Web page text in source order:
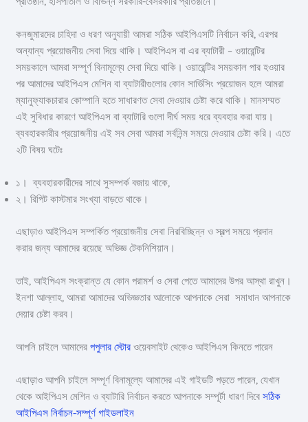
কনজুমারদের চাহিদা ও ধরণ অনুযায়ী আমরা সঠিক আইপিএসটি নির্বাচন করি, এরপর
অন্যান্য প্রয়োজনীয় সেবা দিয়ে থাকি। আইপিএস বা এর ব্যাটারী – ওয়ারেন্টির
সময়কালে আমরা সম্পূর্ণ বিনামূল্যে সেবা দিয়ে থাকি। ওয়ারেন্টির সময়কাল পার হওয়ার
পর আমাদের আইপিএস মেশিন বা ব্যাটারীগুলোর কোন সার্ভিসিং প্রয়োজন হলে আমরা
ম্যানুফ্যাকচারার কোম্পানি হতে সাধারণত সেবা দেওয়ার চেষ্টা করে থাকি। মানসম্মত
এই সুবিধার কারণে আইপিএস বা ব্যাটারি গুলো দীর্ঘ সময় ধরে ব্যবহার করা যায়।
ব্যবহারকারীর প্রয়োজনীয় এই সব সেবা আমরা সর্বনিন্ম সময়ে দেওয়ার চেষ্টা করি। এতে
২টি বিষয় ঘটেঃ
১। ব্যবহারকারীদের সাথে সুসম্পর্ক বজায় থাকে,
২। রিপিট কাস্টমার সংখ্যা বাড়তে থাকে।
এছাড়াও আইপিএস সম্পর্কিত প্রয়োজনীয় সেবা নিরবিচ্ছিন্ন ও স্বল্প সময়ে প্রদান
করার জন্য আমাদের রয়েছে অভিজ্ঞ টেকনিশিয়ান।
তাই, আইপিএস সংক্রান্ত যে কোন পরামর্শ ও সেবা পেতে আমাদের উপর আস্থা রাখুন।
ইনশা আল্লাহ, আমরা আমাদের অভিজ্ঞতার আলোকে আপনাকে সেরা সমাধান আপনাকে
দেয়ার চেষ্টা করব।
আপনি চাইলে আমাদেরপপুলার স্টোর ওয়েবসাইট থেকেও আইপিএস কিনতে পারেন
এছাড়াও আপনি চাইলে সম্পূর্ণ বিনামূল্যে আমাদের এই গাইডটি পড়তে পারেন, যেখান
থেকে আইপিএস মেশিন ও ব্যাটারি নির্বাচন করতে আপনাকে সম্পূর্টা ধারণ দিবেসঠিক
আইপিএস নির্বাচন-সম্পূর্ণ গাইডলাইন